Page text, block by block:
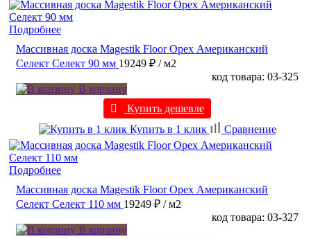
Подробнее
Массивная доска Magestik Floor Орех Американский
Селект Селект 90 мм 19249 ₽ / м2
код товара: 03-325
В корзину
Купить дешевле
Купить в 1 клик
Сравнение
Подробнее
Массивная доска Magestik Floor Орех Американский
Селект Селект 110 мм 19249 ₽ / м2
код товара: 03-327
В корзину